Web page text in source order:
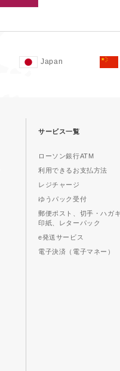
Japan
サービス一覧
ローソン銀行ATM
利用できるお支払方法
レジチャージ
ゆうパック受付
郵便ポスト、切手・ハガ
印紙、レターパック
e発送サービス
電子決済（電子マネー）